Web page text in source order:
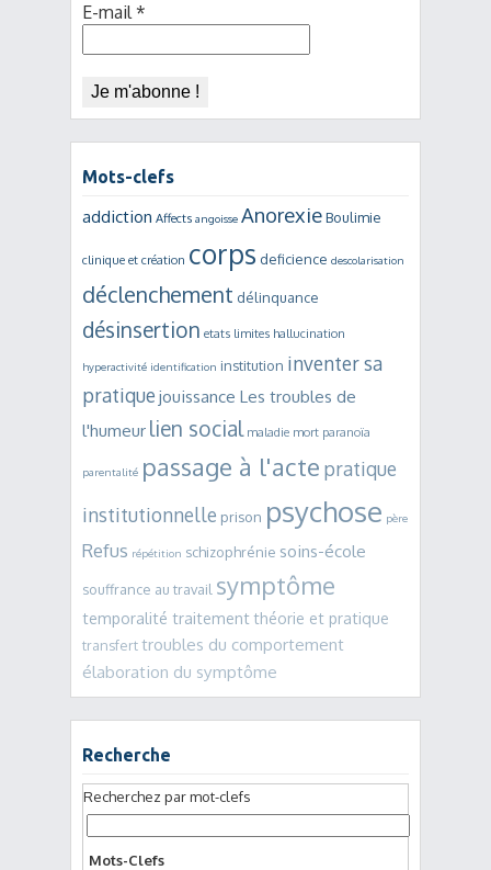
E-mail*
Mots-clefs
addiction Affects angoisse AnorexieBoulimie
clinique et création corps deficience descolarisation
déclenchement délinquance
désinsertion etats limites hallucination
hyperactivité identification institution inventer sa
pratique jouissance Les troubles de
l'humeur lien social maladie mort paranoïa
parentalité passage à l'acte pratique
institutionnelle prison psychose père
Refus répétition schizophrénie soins-école
souffrance au travail symptôme
temporalité traitementthéorie et pratique
transferttroubles du comportement
élaboration du symptôme
Recherche
Recherchez par mot-clefs
Mots-Clefs